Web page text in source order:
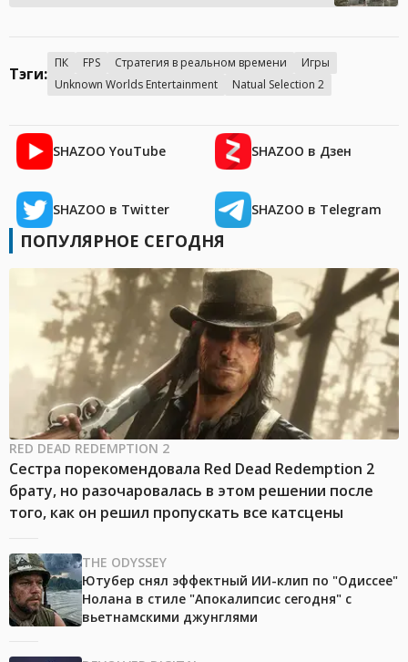
Тэги:
ПК FPS Стратегия в реальном времени
Игры
Unknown Worlds Entertainment
Natual Selection 2
SHAZOO YouTube SHAZOO в Дзен
SHAZOO в Twitter SHAZOO в Telegram
ПОПУЛЯРНОЕ СЕГОДНЯ
RED DEAD REDEMPTION 2
Сестра порекомендовала Red Dead Redemption 2
брату, но разочаровалась в этом решении после
того, как он решил пропускать все катсцены
THE ODYSSEY
Ютубер снял эффектный ИИ-клип по "Одиссее"
Нолана в стиле "Апокалипсис сегодня" с
вьетнамскими джунглями